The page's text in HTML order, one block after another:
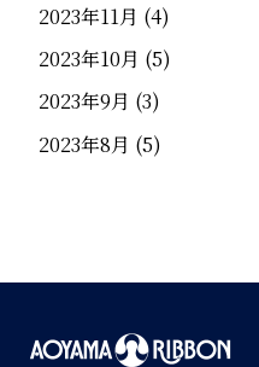
2023年11月 (4)
2023年10月 (5)
2023年9月 (3)
2023年8月 (5)